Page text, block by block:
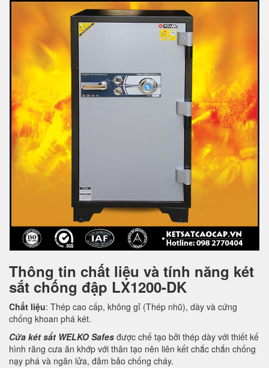
Thông tin chất liệu và tính năng két
sắt chống đập LX1200-DK
Chất liệu: Thép cao cấp, không gỉ (Thép nhũ), dày và cứng
chống khoan phá két.
Cửa két sắt WELKO Safes được chế tạo bởi thép dày với thiết kế
hình răng cưa ăn khớp với thân tạo nên liên kết chắc chắn chống
nạy phá và ngăn lửa, đảm bảo chống cháy.